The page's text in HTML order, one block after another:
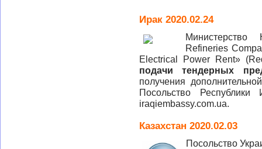
Ирак 2020.02.24
Refineries
Electrical Power Rent»
подачи тендерных
получения
Посольство
iraqiembassy.com.ua.
Казахстан 2020.02.03
Посольство